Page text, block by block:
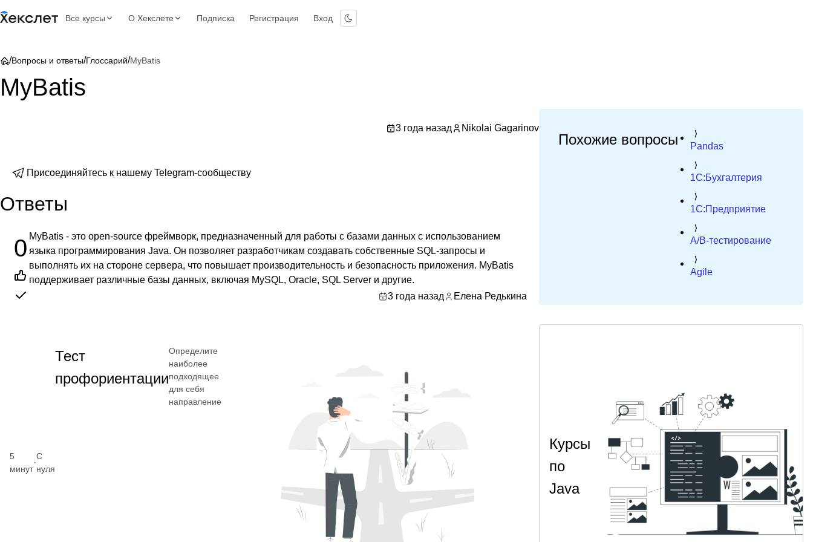
Все курсы О Хекслете Подписка Регистрация Вход
/Вопросы и ответы/Глоссарий/MyBatis
MyBatis
3 года назад Nikolai Gagarinov
Присоединяйтесь к нашему Telegram-сообществу
Ответы
0 MyBatis - это open-source фреймворк, предназначенный для работы с базами данных с использованием
языка программирования Java. Он позволяет разработчикам создавать собственные SQL-запросы и
выполнять их на стороне сервера, что повышает производительность и безопасность приложения. MyBatis
поддерживает различные базы данных, включая MySQL, Oracle, SQL Server и другие.
3 года назад
Елена Редькина
5
минут
·
С
нуля
Тест
профориентации
Определите
наиболее
подходящее
для себя
направление
Похожие вопросы Pandas
1C:Бухгалтерия
1C:Предприятие
A/B-тестирование
Agile
Курсы
по
Java